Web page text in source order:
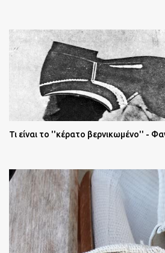
Τι είναι το ''κέρατο βερνικωμένο'' -